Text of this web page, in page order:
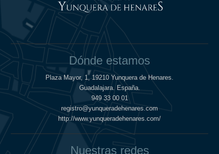
Dónde estamos
Plaza Mayor, 1, 19210 Yunquera de Henares.
Guadalajara. España.
949 33 00 01
registro@yunqueradehenares.com
http://www.yunqueradehenares.com/
Nuestras redes